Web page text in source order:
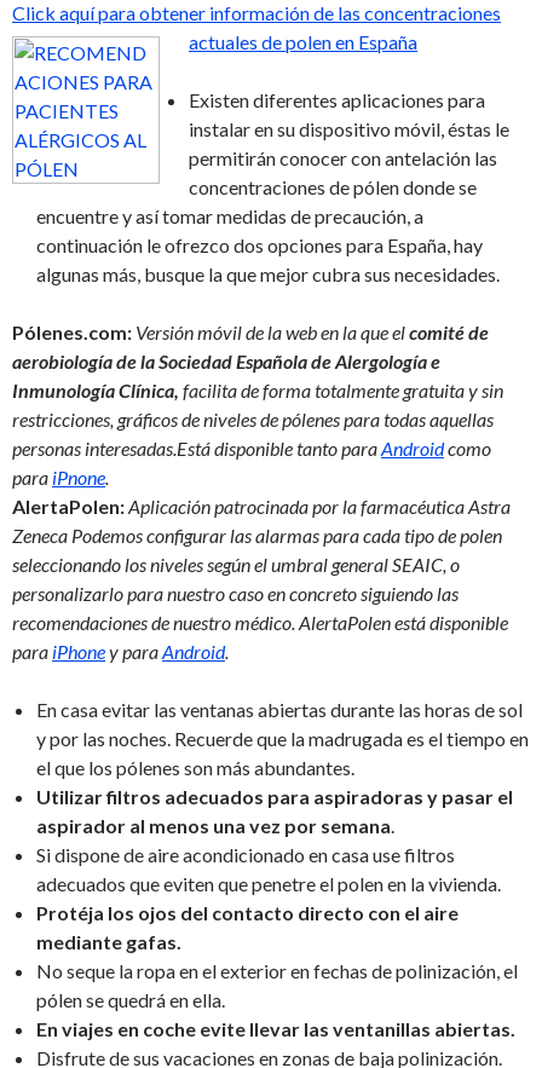
Click aquí para obtener información de las concentraciones
actuales de polen en España
Existen diferentes aplicaciones para
instalar en su dispositivo móvil, éstas le
permitirán conocer con antelación las
concentraciones de pólen donde se
encuentre y así tomar medidas de precaución, a
continuación le ofrezco dos opciones para España, hay
algunas más, busque la que mejor cubra sus necesidades.
Pólenes.com: Versión móvil de la web en la que elcomité de
aerobiología de la Sociedad Española de Alergología e
Inmunología Clínica, facilita de forma totalmente gratuita y sin
restricciones, gráficos de niveles de pólenes para todas aquellas
personas interesadas.Está disponible tanto paraAndroidcomo
para iPnone.
AlertaPolen:Aplicación patrocinada por la farmacéutica Astra
Zeneca Podemos configurar las alarmas para cada tipo de polen
seleccionando los niveles según el umbral general SEAIC, o
personalizarlo para nuestro caso en concreto siguiendo las
recomendaciones de nuestro médico. AlertaPolen está disponible
para iPhoney paraAndroid.
En casa evitar las ventanas abiertas durante las horas de sol
y por las noches. Recuerde que la madrugada es el tiempo en
el que los pólenes son más abundantes.
Utilizar filtros adecuados para aspiradoras y pasar el
aspirador al menos una vez por semana.
Si dispone de aire acondicionado en casa use filtros
adecuados que eviten que penetre el polen en la vivienda.
Protéja los ojos del contacto directo con el aire
mediante gafas.
No seque la ropa en el exterior en fechas de polinización, el
pólen se quedrá en ella.
En viajes en coche evite llevar las ventanillas abiertas.
Disfrute de sus vacaciones en zonas de baja polinización.